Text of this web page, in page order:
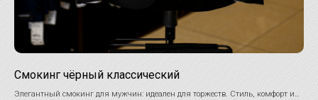
Смокинг чёрный классический
Элегантный смокинг для мужчин: идеален для торжеств. Стиль, комфорт и